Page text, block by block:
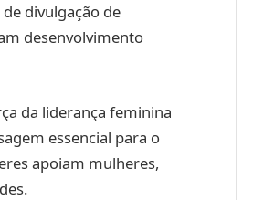
divulgação de
desenvolvimento
da liderança feminina
essencial para o
apoiam mulheres,